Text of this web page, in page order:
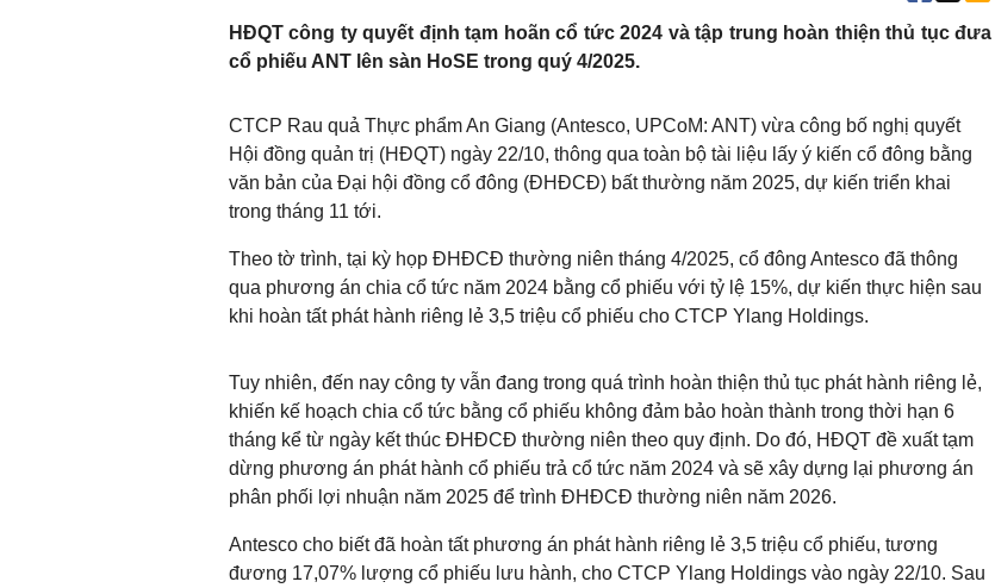
HĐQT công ty quyết định tạm hoãn cổ tức 2024 và tập trung hoàn thiện thủ tục đưa
cổ phiếu ANT lên sàn HoSE trong quý 4/2025.
CTCP Rau quả Thực phẩm An Giang (Antesco, UPCoM: ANT) vừa công bố nghị quyết
Hội đồng quản trị (HĐQT) ngày 22/10, thông qua toàn bộ tài liệu lấy ý kiến cổ đông bằng
văn bản của Đại hội đồng cổ đông (ĐHĐCĐ) bất thường năm 2025, dự kiến triển khai
trong tháng 11 tới.
Theo tờ trình, tại kỳ họp ĐHĐCĐ thường niên tháng 4/2025, cổ đông Antesco đã thông
qua phương án chia cổ tức năm 2024 bằng cổ phiếu với tỷ lệ 15%, dự kiến thực hiện sau
khi hoàn tất phát hành riêng lẻ 3,5 triệu cổ phiếu cho CTCP Ylang Holdings.
Tuy nhiên, đến nay công ty vẫn đang trong quá trình hoàn thiện thủ tục phát hành riêng lẻ,
khiến kế hoạch chia cổ tức bằng cổ phiếu không đảm bảo hoàn thành trong thời hạn 6
tháng kể từ ngày kết thúc ĐHĐCĐ thường niên theo quy định. Do đó, HĐQT đề xuất tạm
dừng phương án phát hành cổ phiếu trả cổ tức năm 2024 và sẽ xây dựng lại phương án
phân phối lợi nhuận năm 2025 để trình ĐHĐCĐ thường niên năm 2026.
Antesco cho biết đã hoàn tất phương án phát hành riêng lẻ 3,5 triệu cổ phiếu, tương
đương 17,07% lượng cổ phiếu lưu hành, cho CTCP Ylang Holdings vào ngày 22/10. Sau